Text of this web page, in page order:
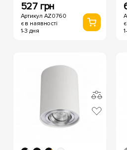
527 грн
Артикул AZ0760
є в наявності
1-3 дня